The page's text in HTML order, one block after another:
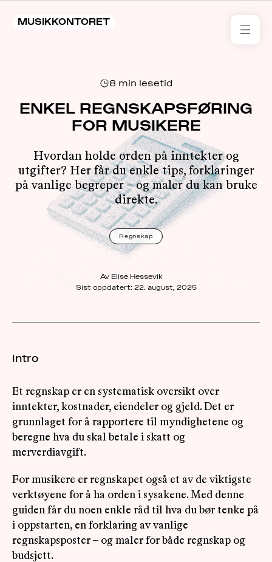
MUSIKKONTORET
8 min lesetid
ENKEL REGNSKAPSFØRING
FOR MUSIKERE
Hvordan holde orden på inntekter og
utgifter? Her får du enkle tips, forklaringer
på vanlige begreper – og maler du kan bruke
direkte.
Regnskap
Av Elise Hessevik
Sist oppdatert: 22. august, 2025
Intro
Et regnskap er en systematisk oversikt over
inntekter, kostnader, eiendeler og gjeld. Det er
grunnlaget for å rapportere til myndighetene og
beregne hva du skal betale i skatt og
merverdiavgift.
For musikere er regnskapet også et av de viktigste
verktøyene for å ha orden i sysakene. Med denne
guiden får du noen enkle råd til hva du bør tenke på
i oppstarten, en forklaring av vanlige
regnskapsposter – og maler for både regnskap og
budsjett.